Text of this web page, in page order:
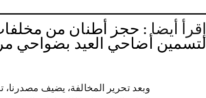
إقرأ أيضا : حجز أطنان من
لتسمين أضاحي العيد بضواحي
وبعد تحرير المخالفة، يضيف